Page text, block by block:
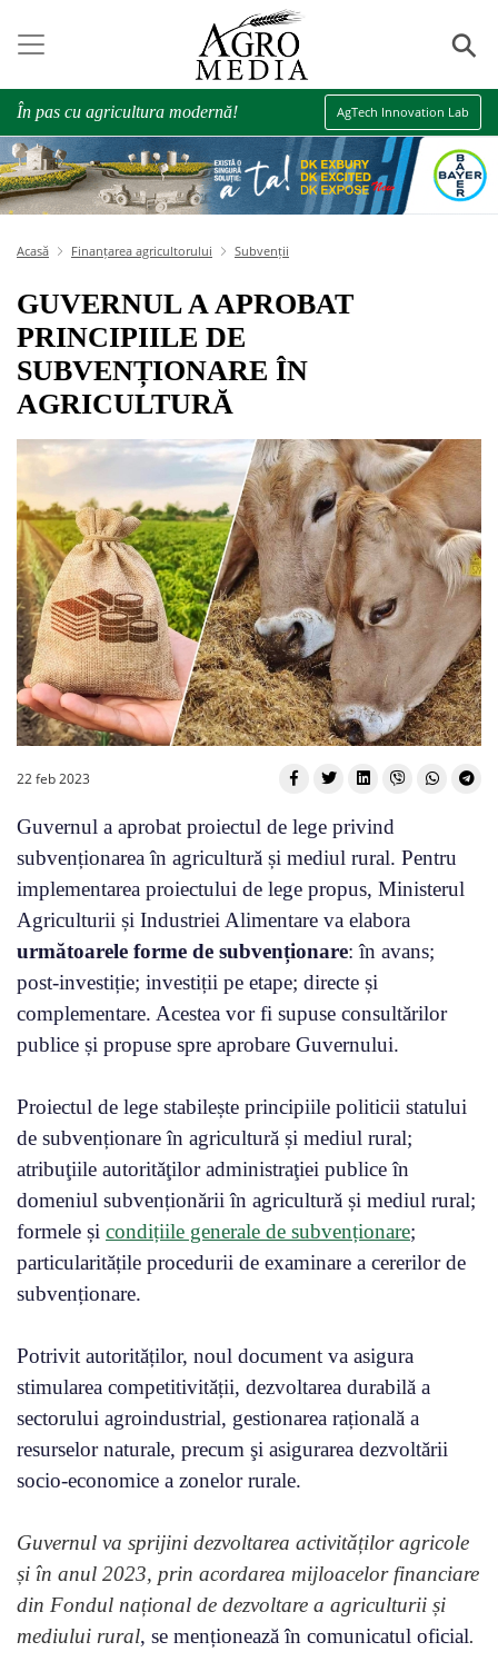
⚲
În pas cu agricultura modernă! AgTech Innovation Lab
Acasă Finanțarea agricultorului Subvenții
GUVERNUL A APROBAT
PRINCIPIILE DE
SUBVENȚIONARE ÎN
AGRICULTURĂ
22 feb 2023
Guvernul a aprobat proiectul de lege privind
subvenționarea în agricultură și mediul rural. Pentru
implementarea proiectului de lege propus, Ministerul
Agriculturii și Industriei Alimentare va elabora
următoarele forme de subvenționare: în avans;
post-investiție; investiții pe etape; directe și
complementare. Acestea vor fi supuse consultărilor
publice și propuse spre aprobare Guvernului.
Proiectul de lege stabilește principiile politicii statului
de subvenționare în agricultură și mediul rural;
atribuţiile autorităţilor administraţiei publice în
domeniul subvenționării în agricultură și mediul rural;
formele și condițiile generale de subvenționare;
particularitățile procedurii de examinare a cererilor de
subvenționare.
Potrivit autorităților, noul document va asigura
stimularea competitivității, dezvoltarea durabilă a
sectorului agroindustrial, gestionarea rațională a
resurselor naturale, precum şi asigurarea dezvoltării
socio-economice a zonelor rurale.
Guvernul va sprijini dezvoltarea activităților agricole
și în anul 2023, prin acordarea mijloacelor financiare
din Fondul național de dezvoltare a agriculturii și
mediului rural, se menționează în comunicatul oficial.